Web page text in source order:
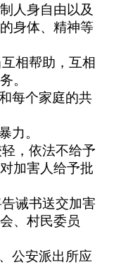
人身自由以及
身体、精神等
相帮助，互相
。
每个家庭的共
力。
，依法不给予
加害人给予批
诫书送交加害
、村民委员
公安派出所应